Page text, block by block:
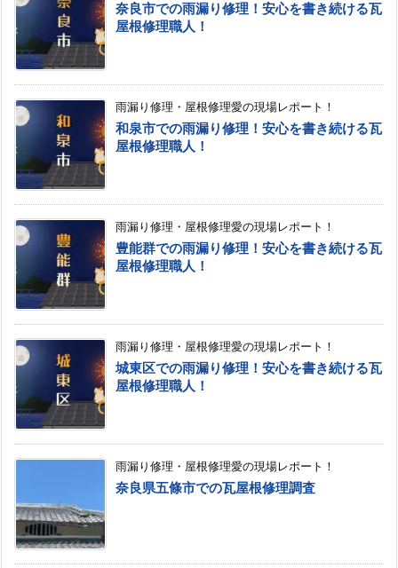
奈良市での雨漏り修理！安心を書き続ける瓦
屋根修理職人！
雨漏り修理・屋根修理愛の現場レポート！
和泉市での雨漏り修理！安心を書き続ける瓦
屋根修理職人！
雨漏り修理・屋根修理愛の現場レポート！
豊能群での雨漏り修理！安心を書き続ける瓦
屋根修理職人！
雨漏り修理・屋根修理愛の現場レポート！
城東区での雨漏り修理！安心を書き続ける瓦
屋根修理職人！
雨漏り修理・屋根修理愛の現場レポート！
奈良県五條市での瓦屋根修理調査